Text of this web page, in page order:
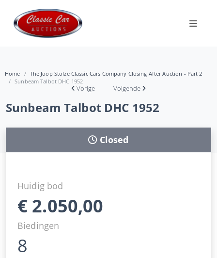
Home
The Joop Stolze Classic Cars Company Closing After Auction - Part 2
Sunbeam Talbot DHC 1952
Vorige Volgende
Sunbeam Talbot DHC 1952
Closed
Huidig bod
€ 2.050,00
Biedingen
8